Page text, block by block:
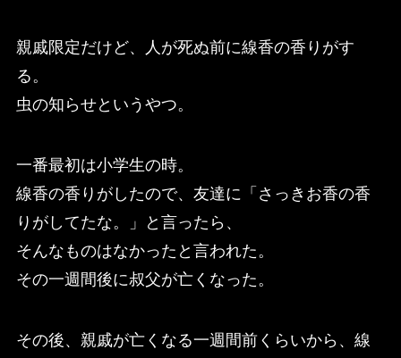
親戚限定だけど、人が死ぬ前に線香の香りがす
る。
虫の知らせというやつ。
一番最初は小学生の時。
線香の香りがしたので、友達に「さっきお香の香
りがしてたな。」と言ったら、
そんなものはなかったと言われた。
その一週間後に叔父が亡くなった。
その後、親戚が亡くなる一週間前くらいから、線